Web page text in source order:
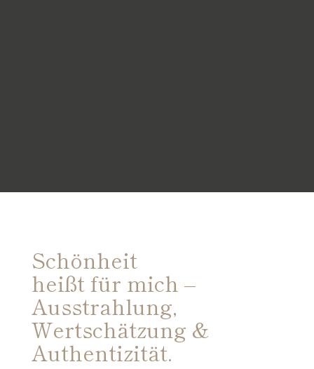
Schönheit
heißt für mich –
Ausstrahlung,
Wertschätzung &
Authentizität.